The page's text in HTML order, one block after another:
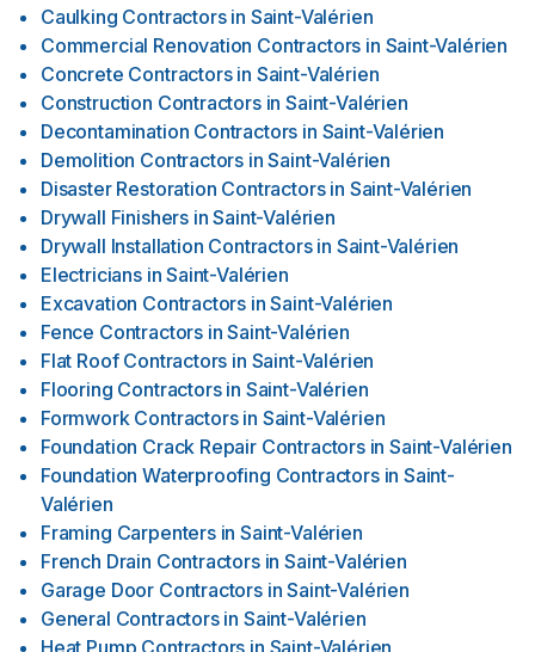
Caulking Contractors in Saint-Valérien
Commercial Renovation Contractors in Saint-Valérien
Concrete Contractors in Saint-Valérien
Construction Contractors in Saint-Valérien
Decontamination Contractors in Saint-Valérien
Demolition Contractors in Saint-Valérien
Disaster Restoration Contractors in Saint-Valérien
Drywall Finishers in Saint-Valérien
Drywall Installation Contractors in Saint-Valérien
Electricians in Saint-Valérien
Excavation Contractors in Saint-Valérien
Fence Contractors in Saint-Valérien
Flat Roof Contractors in Saint-Valérien
Flooring Contractors in Saint-Valérien
Formwork Contractors in Saint-Valérien
Foundation Crack Repair Contractors in Saint-Valérien
Foundation Waterproofing Contractors in Saint-
Valérien
Framing Carpenters in Saint-Valérien
French Drain Contractors in Saint-Valérien
Garage Door Contractors in Saint-Valérien
General Contractors in Saint-Valérien
Heat Pump Contractors in Saint-Valérien